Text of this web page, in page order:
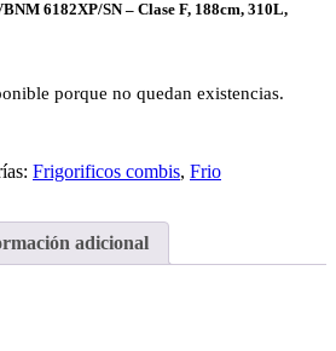
6182XP/SN – Clase F, 188cm, 310L,
porque no quedan existencias.
Frigorificos combis, Frio
adicional